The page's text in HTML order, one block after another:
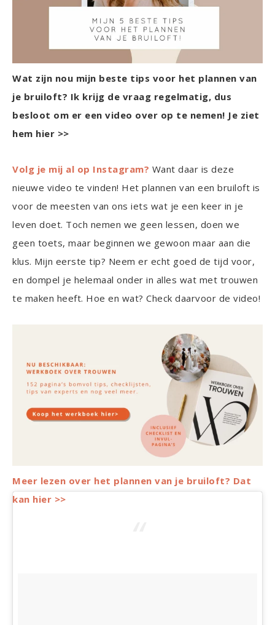
Wat zijn nou mijn beste tips voor het plannen van
je bruiloft? Ik krijg de vraag regelmatig, dus
besloot om er een video over op te nemen! Je ziet
hem hier >>
Volg je mij al op Instagram? Want daar is deze
nieuwe video te vinden! Het plannen van een bruiloft is
voor de meesten van ons iets wat je een keer in je
leven doet. Toch nemen we geen lessen, doen we
geen toets, maar beginnen we gewoon maar aan die
klus. Mijn eerste tip? Neem er echt goed de tijd voor,
en dompel je helemaal onder in alles wat met trouwen
te maken heeft. Hoe en wat? Check daarvoor de video!
Meer lezen over het plannen van je bruiloft? Dat
kan hier >>